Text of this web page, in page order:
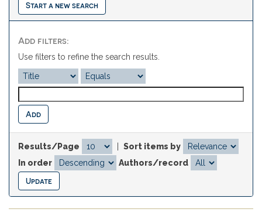
Start a new search
Add filters:
Use filters to refine the search results.
Results/Page
Sort items by
In order
Authors/record